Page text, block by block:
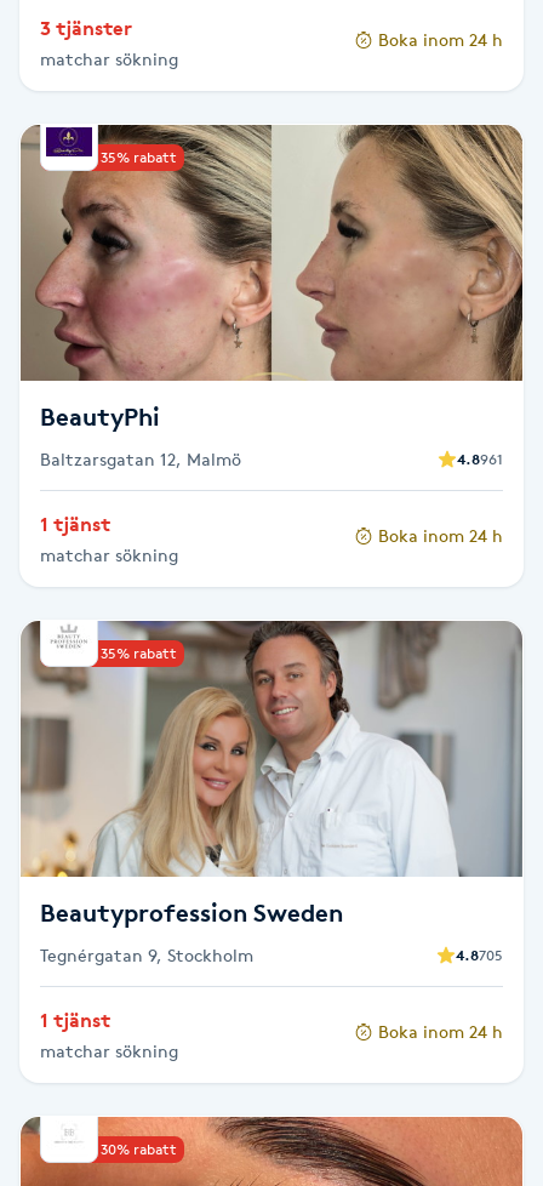
IPL hårborttagning
IR-massage
Japansk massage
K18
Katun fransar
Kemisk peeling
Keratinbehandling
Kinesiologi
Kinesisk medicin
Kiropraktik
Klangmassage
Klippning
Klippning & Slingor
Klippning ungdom
Koppningsmassage
3 tjänster
matchar sökning
Boka inom 24 h
Upp till 35% rabatt
BeautyPhi
Baltzarsgatan 12, Malmö 4.8961
1 tjänst
matchar sökning
Boka inom 24 h
Upp till 35% rabatt
Beautyprofession Sweden
Tegnérgatan 9, Stockholm 4.8705
1 tjänst
matchar sökning
Boka inom 24 h
Upp till 30% rabatt